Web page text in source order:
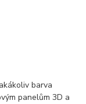
barva
panelům 3D a